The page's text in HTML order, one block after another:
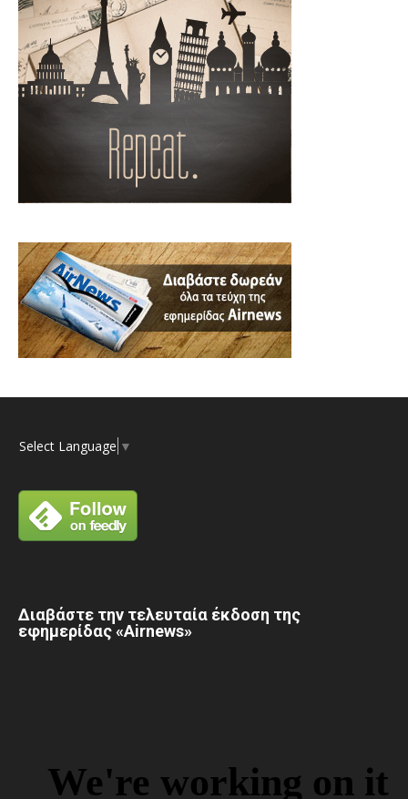
Select Language ▼
Διαβάστε την τελευταία έκδοση της
εφημερίδας «Airnews»